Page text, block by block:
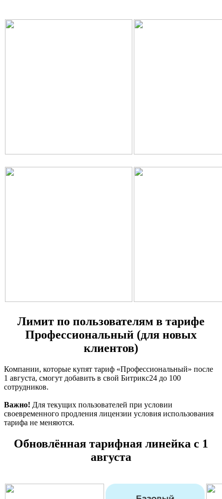
Лимит по пользователям в тарифе
Профессиональный (для новых
клиентов)
Компании, которые купят тариф «Профессиональный» после
1 августа, смогут добавить в свой Битрикс24 до 100
сотрудников.
Важно! Для текущих пользователей при условии
своевременного продления лицензии условия использования
тарифа не меняются.
Обновлённая тарифная линейка с 1
августа